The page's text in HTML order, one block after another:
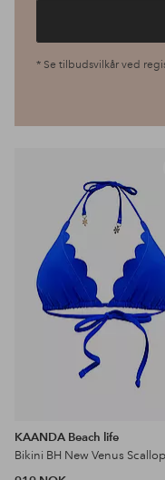
* Se tilbudsvilkår ved
KAANDA Beach life